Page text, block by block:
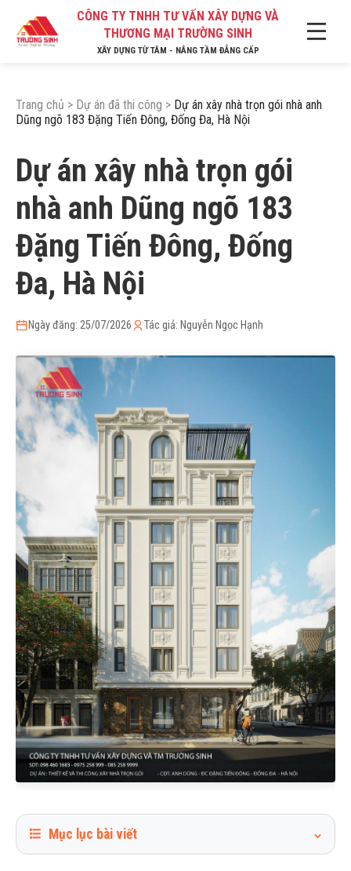
CÔNG TY TNHH TƯ VẤN XÂY DỰNG VÀ
THƯƠNG MẠI TRƯỜNG SINH
XÂY DỰNG TỪ TÂM - NÂNG TẦM ĐẲNG CẤP
Trang chủ > Dự án đã thi công > Dự án xây nhà trọn gói nhà anh
Dũng ngõ 183 Đặng Tiến Đông, Đống Đa, Hà Nội
Dự án xây nhà trọn gói
nhà anh Dũng ngõ 183
Đặng Tiến Đông, Đống
Đa, Hà Nội
Ngày đăng: 25/07/2026 Tác giả: Nguyễn Ngọc Hạnh
Mục lục bài viết